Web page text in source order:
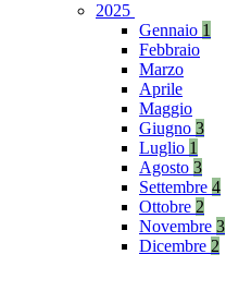
2025
Gennaio 1
Febbraio
Marzo
Aprile
Maggio
Giugno 3
Luglio 1
Agosto 3
Settembre 4
Ottobre 2
Novembre 3
Dicembre 2